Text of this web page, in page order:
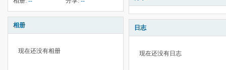
相册
现在还没有相册
日志
现在还没有日志